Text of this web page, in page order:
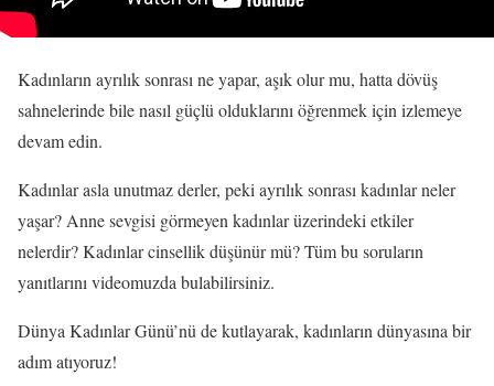
Kadınların ayrılık sonrası ne yapar, aşık olur mu, hatta dövüş
sahnelerinde bile nasıl güçlü olduklarını öğrenmek için izlemeye
devam edin.
Kadınlar asla unutmaz derler, peki ayrılık sonrası kadınlar neler
yaşar? Anne sevgisi görmeyen kadınlar üzerindeki etkiler
nelerdir? Kadınlar cinsellik düşünür mü? Tüm bu soruların
yanıtlarını videomuzda bulabilirsiniz.
Dünya Kadınlar Günü’nü de kutlayarak, kadınların dünyasına bir
adım atıyoruz!